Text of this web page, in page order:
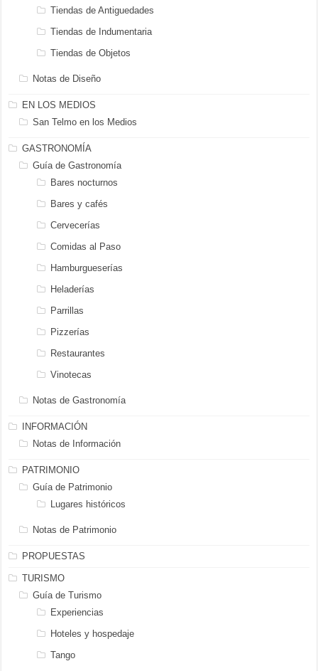
Tiendas de Antiguedades
Tiendas de Indumentaria
Tiendas de Objetos
Notas de Diseño
EN LOS MEDIOS
San Telmo en los Medios
GASTRONOMÍA
Guía de Gastronomía
Bares nocturnos
Bares y cafés
Cervecerías
Comidas al Paso
Hamburgueserías
Heladerías
Parrillas
Pizzerías
Restaurantes
Vinotecas
Notas de Gastronomía
INFORMACIÓN
Notas de Información
PATRIMONIO
Guía de Patrimonio
Lugares históricos
Notas de Patrimonio
PROPUESTAS
TURISMO
Guía de Turismo
Experiencias
Hoteles y hospedaje
Tango